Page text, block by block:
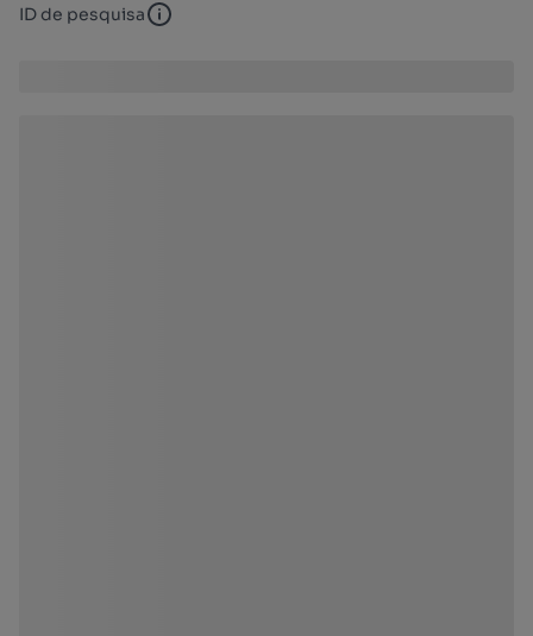
ID de pesquisa ID de pesquisa